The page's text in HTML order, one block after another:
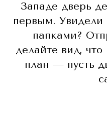
Западе дверь
первым. Увидели
папками?
делайте вид,
план — пусть